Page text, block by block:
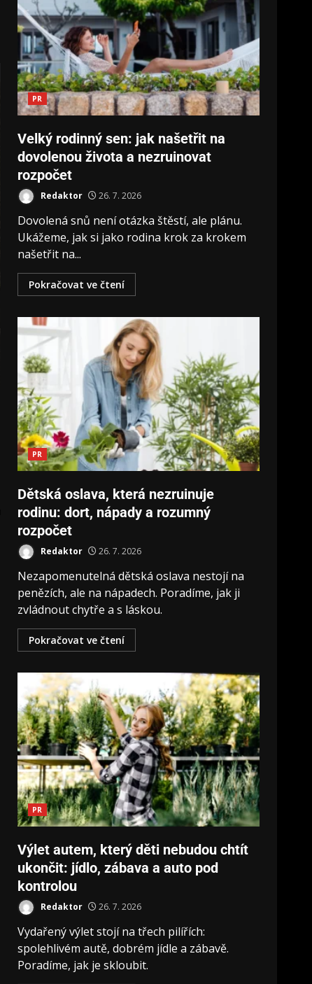
PR
Velký rodinný sen: jak našetřit na
dovolenou života a nezruinovat
rozpočet
Redaktor 26. 7. 2026
Dovolená snů není otázka štěstí, ale plánu.
Ukážeme, jak si jako rodina krok za krokem
našetřit na...
Pokračovat ve čtení
PR
Dětská oslava, která nezruinuje
rodinu: dort, nápady a rozumný
rozpočet
Redaktor 26. 7. 2026
Nezapomenutelná dětská oslava nestojí na
penězích, ale na nápadech. Poradíme, jak ji
zvládnout chytře a s láskou.
Pokračovat ve čtení
PR
Výlet autem, který děti nebudou chtít
ukončit: jídlo, zábava a auto pod
kontrolou
Redaktor 26. 7. 2026
Vydařený výlet stojí na třech pilířích:
spolehlivém autě, dobrém jídle a zábavě.
Poradíme, jak je skloubit.